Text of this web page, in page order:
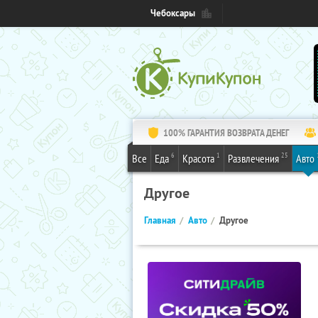
Чебоксары
100% ГАРАНТИЯ ВОЗВРАТА ДЕНЕГ
Все Еда 6 Красота 1 Развлечения 25 Авто
Другое
Главная Авто Другое